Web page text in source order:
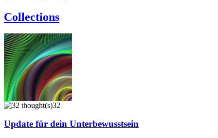
Collections
32
Update für dein Unterbewusstsein